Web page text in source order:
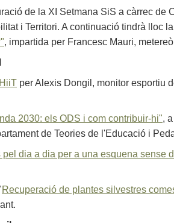
de la XI Setmana SiS a càrrec de
i Territori. A continuació tindrà lloc la
, impartida per Francesc Mauri,
per Alexis Dongil, monitor esportiu
2030: els ODS i com contribuir-hi",
de Teories de l'Educació i
pel dia a dia per a una esquena sense
Recuperació de plantes silvestres